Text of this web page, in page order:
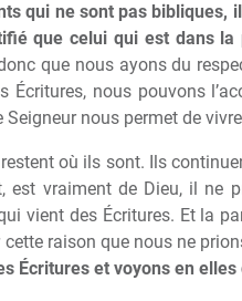
qui ne sont pas bibliques,
que celui qui est dans
que nous ayons du
Écritures, nous pouvons
Seigneur nous permet de
où ils sont. Ils
est vraiment de Dieu, il ne
vient des Écritures. Et la
cette raison que nous ne
Écritures et voyons en